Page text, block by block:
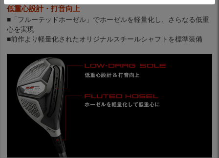
低重心設計・打音向上
■「フルーテッドホーゼル」でホーゼルを軽量化し、さらなる低重
心を実現
■前作より軽量化されたオリジナルスチールシャフトを標準装備